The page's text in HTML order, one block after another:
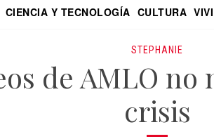
CIENCIA Y TECNOLOGÍA CULTURA
STEPHANIE
de AMLO
crisis